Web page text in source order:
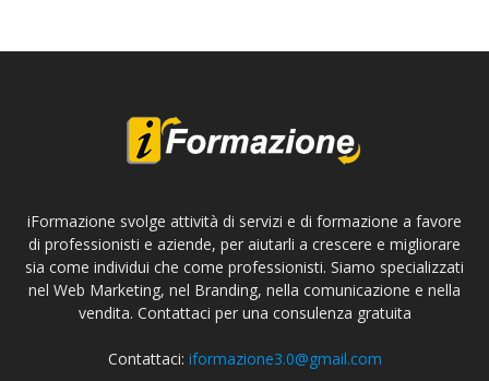
iFormazione svolge attività di servizi e di formazione a favore
di professionisti e aziende, per aiutarli a crescere e migliorare
sia come individui che come professionisti. Siamo specializzati
nel Web Marketing, nel Branding, nella comunicazione e nella
vendita. Contattaci per una consulenza gratuita
Contattaci: iformazione3.0@gmail.com